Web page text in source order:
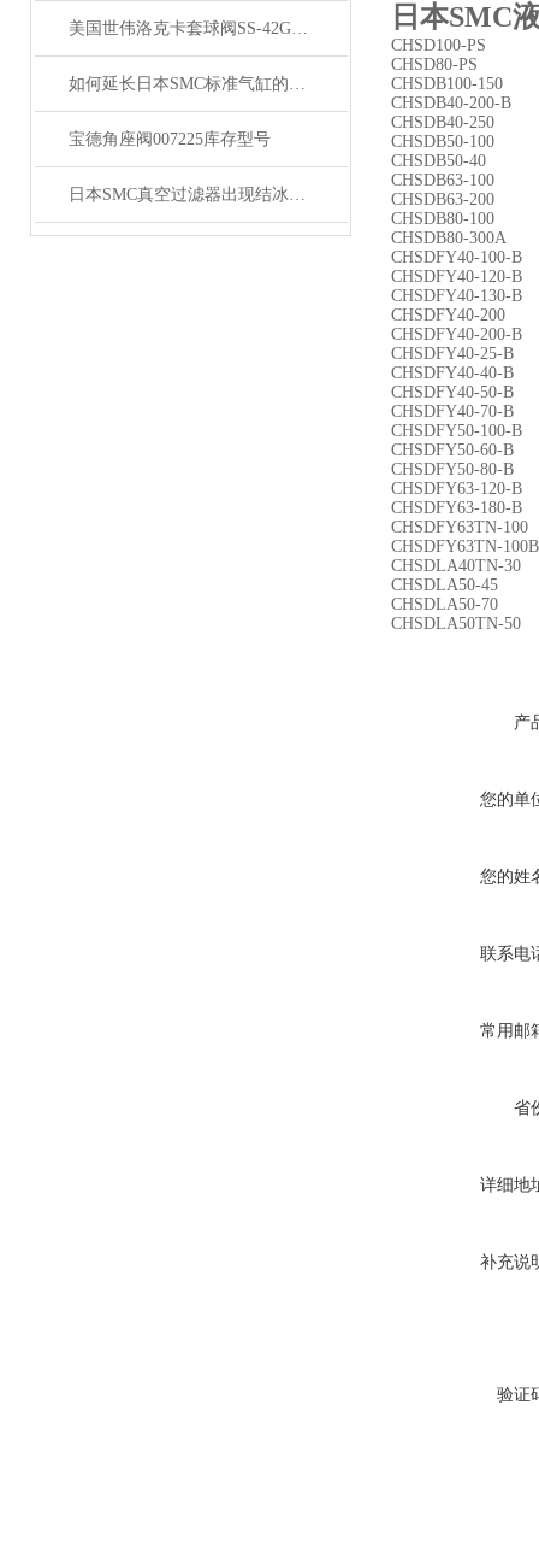
美国世伟洛克卡套球阀SS-42GS6MM**
如何延长日本SMC标准气缸的寿命？
宝德角座阀007225库存型号
日本SMC真空过滤器出现结冰现象如何防止措施？
日本SMC
CHSD100-PS
CHSD80-PS
CHSDB100-150
CHSDB40-200-B
CHSDB40-250
CHSDB50-100
CHSDB50-40
CHSDB63-100
CHSDB63-200
CHSDB80-100
CHSDB80-300A
CHSDFY40-100-B
CHSDFY40-120-B
CHSDFY40-130-B
CHSDFY40-200
CHSDFY40-200-B
CHSDFY40-25-B
CHSDFY40-40-B
CHSDFY40-50-B
CHSDFY40-70-B
CHSDFY50-100-B
CHSDFY50-60-B
CHSDFY50-80-B
CHSDFY63-120-B
CHSDFY63-180-B
CHSDFY63TN-100
CHSDFY63TN-100B
CHSDLA40TN-30
CHSDLA50-45
CHSDLA50-70
CHSDLA50TN-50
产
您的单
您的姓
联系电
常用邮
省
详细地
补充说
验证